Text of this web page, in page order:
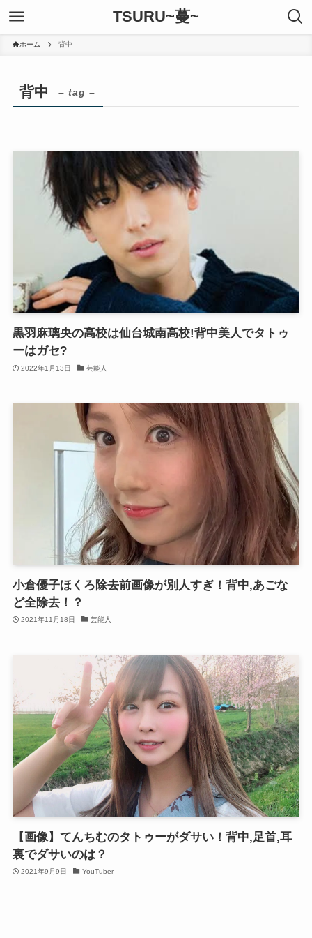
TSURU~蔓~
ホーム 背中
背中 – tag –
黒羽麻璃央の高校は仙台城南高校!背中美人でタトゥ
ーはガセ?
2022年1月13日 芸能人
小倉優子ほくろ除去前画像が別人すぎ！背中,あごな
ど全除去！？
2021年11月18日 芸能人
【画像】てんちむのタトゥーがダサい！背中,足首,耳
裏でダサいのは？
2021年9月9日 YouTuber